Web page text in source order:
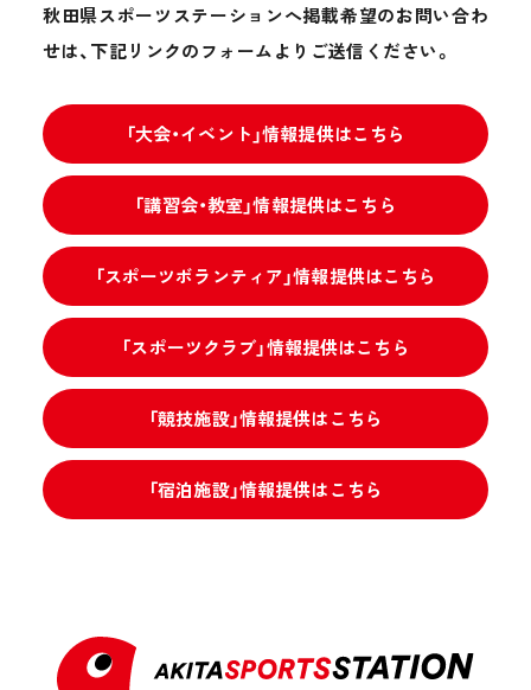
秋田県スポーツステーションへ掲載希望のお問い合わ
せは、 下記リンクのフォームよりご送信ください。
「大会・イベント」情報提供はこちら
「講習会・教室」情報提供はこちら
「スポーツボランティア」情報提供はこちら
「スポーツクラブ」情報提供はこちら
「競技施設」情報提供はこちら
「宿泊施設」情報提供はこちら